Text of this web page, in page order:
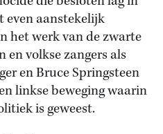
even aanstekelijk
het werk van de zwarte
en volkse zangers als
en Bruce Springsteen
linkse beweging waarin
is geweest.